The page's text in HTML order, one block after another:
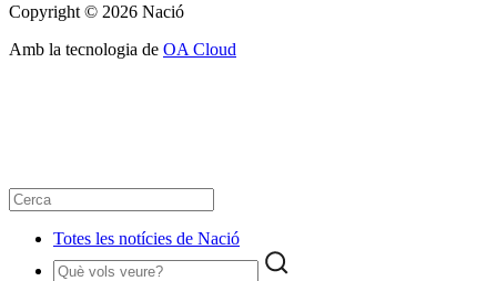
Copyright © 2026 Nació
Amb la tecnologia de OA Cloud
Totes les notícies de Nació